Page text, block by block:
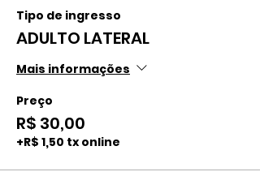
Tipo de ingresso
ADULTO LATERAL
Mais informações
Preço
R$ 30,00
+R$ 1,50 tx online